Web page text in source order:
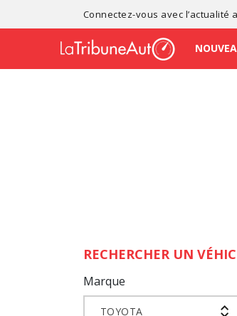
Connectez-vous avec l’actualité
RECHERCHER UN
Marque
TOYOTA